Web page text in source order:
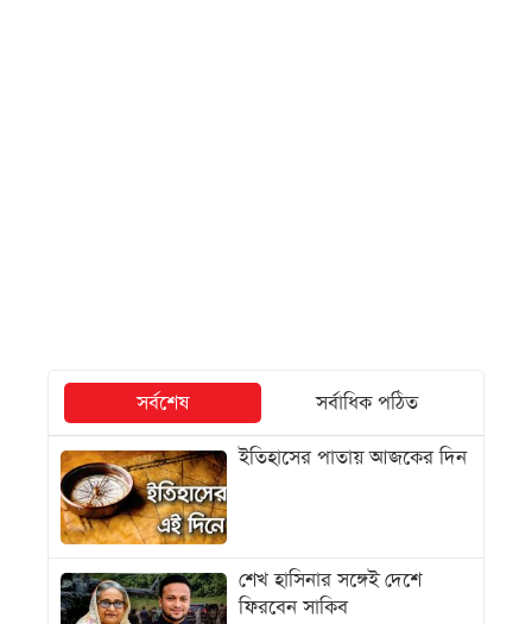
সর্বশেষ
সর্বাধিক পঠিত
ইতিহাসের পাতায় আজকের দিন
শেখ হাসিনার সঙ্গেই দেশে
ফিরবেন সাকিব